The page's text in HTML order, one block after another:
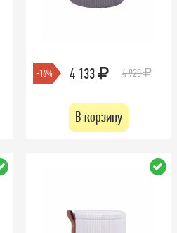
-16% 4 133 4 920
В корзину